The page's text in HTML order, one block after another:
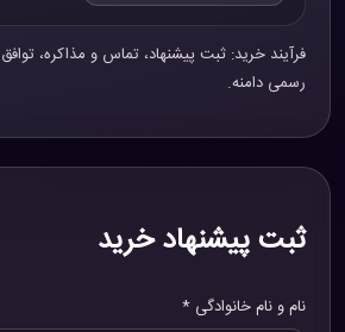
فرآیند خرید: ثبت پیشنهاد، تماس و مذاکره،
رسمی دامنه.
ثبت پیشنهاد خرید
نام و نام خانوادگی *